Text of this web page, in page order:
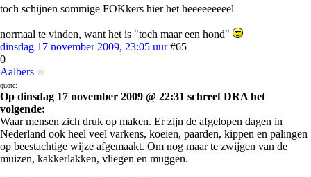
toch schijnen sommige FOKkers hier het heeeeeeeeel
normaal te vinden, want het is "toch maar een hond"
dinsdag 17 november 2009, 23:05 uur #65
0
Aalbers
quote:
Op dinsdag 17 november 2009 @ 22:31 schreef DRA het
volgende:
Waar mensen zich druk op maken. Er zijn de afgelopen dagen in
Nederland ook heel veel varkens, koeien, paarden, kippen en palingen
op beestachtige wijze afgemaakt. Om nog maar te zwijgen van de
muizen, kakkerlakken, vliegen en muggen.